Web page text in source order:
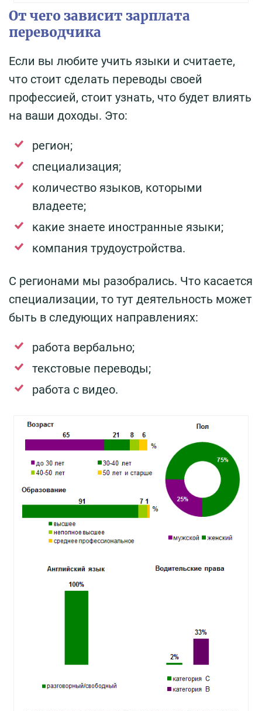
От чего зависит зарплата
переводчика
Если вы любите учить языки и считаете,
что стоит сделать переводы своей
профессией, стоит узнать, что будет влиять
на ваши доходы. Это:
регион;
специализация;
количество языков, которыми
владеете;
какие знаете иностранные языки;
компания трудоустройства.
С регионами мы разобрались. Что касается
специализации, то тут деятельность может
быть в следующих направлениях:
работа вербально;
текстовые переводы;
работа с видео.